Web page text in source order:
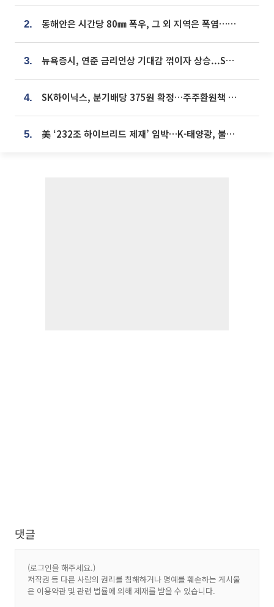
2. 동해안은 시간당 80㎜ 폭우, 그 외 지역은 폭염…‘극과 극 날씨’
3. 뉴욕증시, 연준 금리인상 기대감 꺾이자 상승...S&P500 사상 최고치 [종합]
4. SK하이닉스, 분기배당 375원 확정…주주환원책 9월로 앞당겨 발표
5. 美 ‘232조 하이브리드 제재’ 임박…K-태양광, 불확실성 털고 날개 다나
댓글